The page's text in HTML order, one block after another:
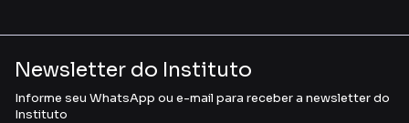
Newsletter do Instituto
Informe seu WhatsApp ou e-mail para receber a newsletter do
Instituto